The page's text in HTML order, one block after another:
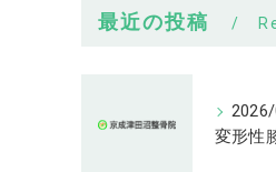
最近の投稿
変形性